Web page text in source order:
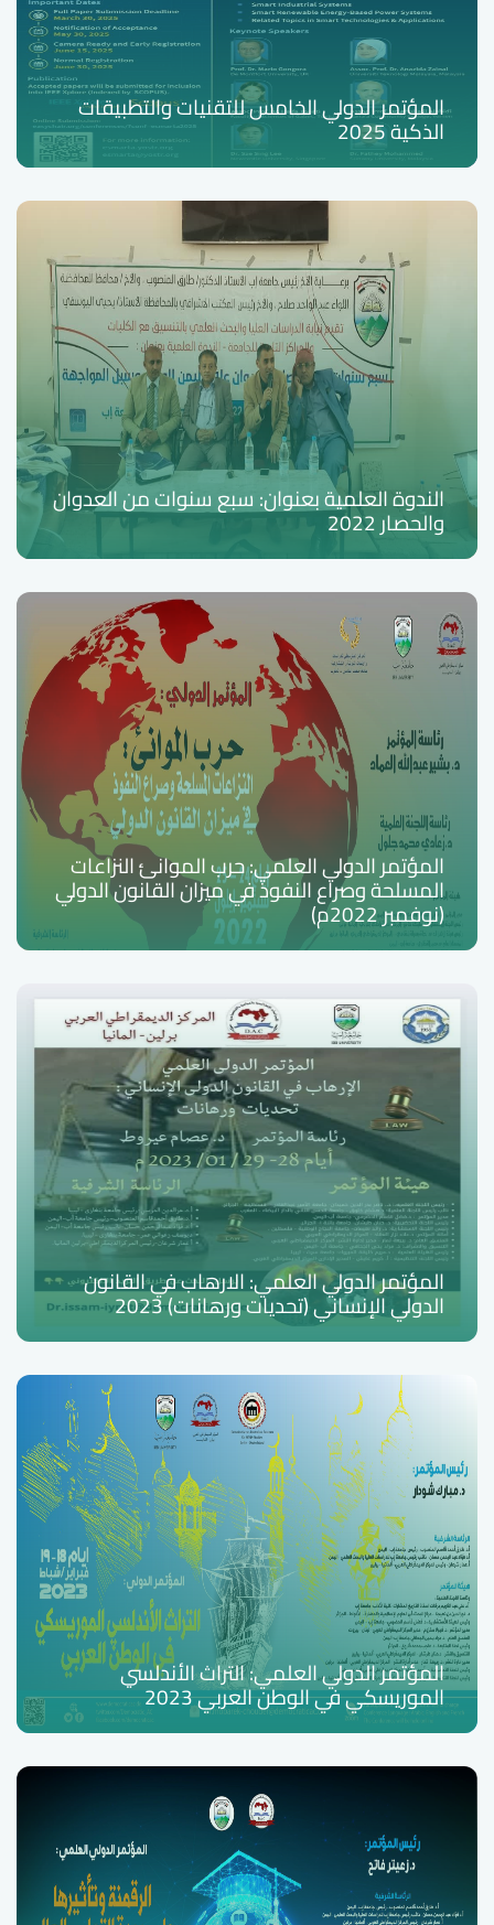
المؤتمر الدولي الخامس للتقنيات والتطبيقات
الذكية 2025
الندوة العلمية بعنوان: سبع سنوات من العدوان
والحصار 2022
المؤتمر الدولي العلمي: حرب الموانئ النزاعات
المسلحة وصراع النفوذ في ميزان القانون الدولي
(نوفمبر 2022م)
المؤتمر الدولي العلمي: الارهاب في القانون
الدولي الإنساني (تحديات ورهانات) 2023
المؤتمر الدولي العلمي: التراث الأندلسي
الموريسكي في الوطن العربي 2023